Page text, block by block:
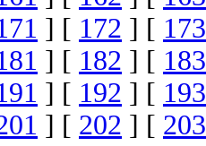
] [ 172 ] [ 173
] [ 182 ] [ 183
] [ 192 ] [ 193
] [ 202 ] [ 203